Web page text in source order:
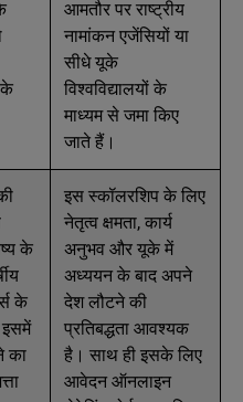
के
आमतौर पर राष्ट्रीय
नामांकन एजेंसियों या
सीधे यूके
विश्वविद्यालयों के
माध्यम से जमा किए
जाते हैं।
के
के
इसमें
का
इस स्कॉलरशिप के लिए
नेतृत्व क्षमता, कार्य
अनुभव और यूके में
अध्ययन के बाद अपने
देश लौटने की
प्रतिबद्धता आवश्यक
है। साथ ही इसके लिए
आवेदन ऑनलाइन